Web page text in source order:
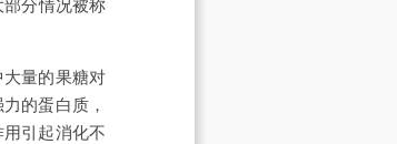
分情况被称
量的果糖对
的蛋白质，
引起消化不